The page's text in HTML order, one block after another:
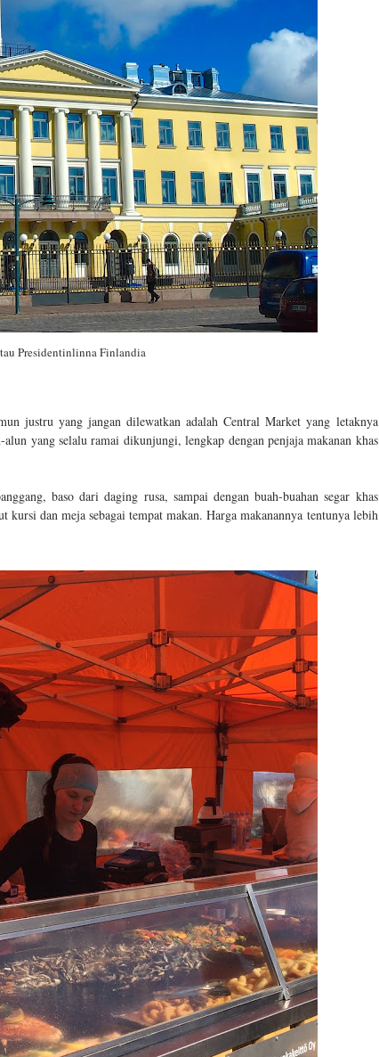
Presidentinlinna Finlandia
justru yang jangan dilewatkan adalah Central Market yang letaknya
alun yang selalu ramai dikunjungi, lengkap dengan penjaja makanan khas
baso dari daging rusa, sampai dengan buah-buahan segar khas
dan meja sebagai tempat makan. Harga makanannya tentunya lebih